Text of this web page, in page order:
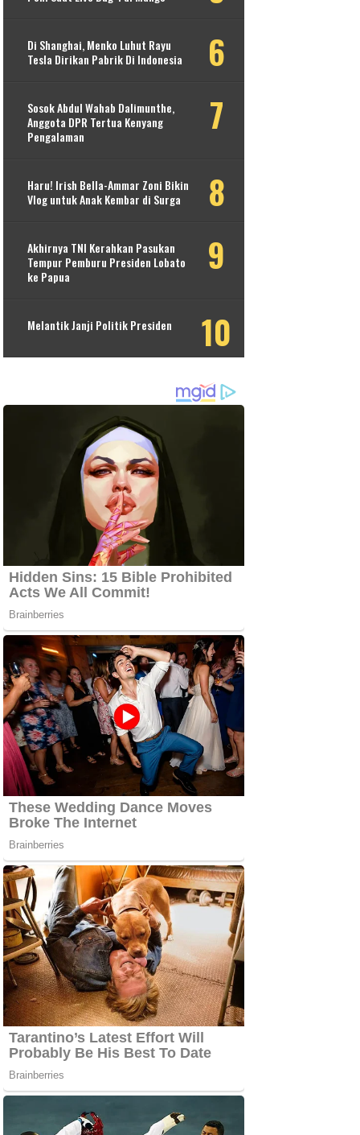
Di Shanghai, Menko Luhut Rayu
Tesla Dirikan Pabrik Di Indonesia
Sosok Abdul Wahab Dalimunthe,
Anggota DPR Tertua Kenyang
Pengalaman
Haru! Irish Bella-Ammar Zoni Bikin
Vlog untuk Anak Kembar di Surga
Akhirnya TNI Kerahkan Pasukan
Tempur Pemburu Presiden Lobato
ke Papua
Melantik Janji Politik Presiden